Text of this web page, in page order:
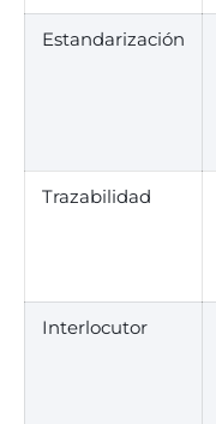
Estandarización
Trazabilidad
Interlocutor